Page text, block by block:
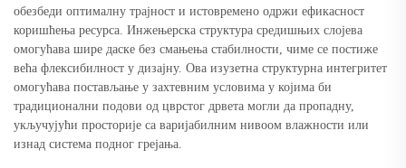
обезбеди оптималну трајност и истовремено одржи ефикасност
коришћења ресурса. Инжењерска структура средишњих слојева
омогућава шире даске без смањења стабилности, чиме се постиже
већа флексибилност у дизајну. Ова изузетна структурна интегритет
омогућава постављање у захтевним условима у којима би
традиционални подови од цврстог дрвета могли да пропадну,
укључујући просторије са варијабилним нивоом влажности или
изнад система подног грејања.